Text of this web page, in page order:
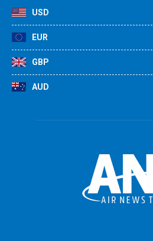
USD
EUR
GBP
AUD